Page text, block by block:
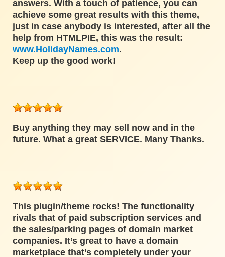
answers. With a touch of patience, you can
achieve some great results with this theme,
just in case anybody is interested, after all the
help from HTMLPIE, this was the result:
www.HolidayNames.com.
Keep up the good work!
Buy anything they may sell now and in the
future. What a great SERVICE. Many Thanks.
This plugin/theme rocks! The functionality
rivals that of paid subscription services and
the sales/parking pages of domain market
companies. It’s great to have a domain
marketplace that’s completely under your